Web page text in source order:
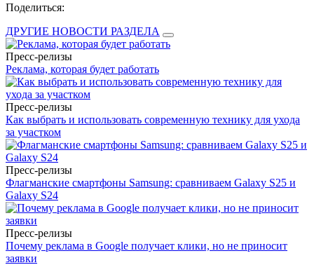
Поделиться:
ДРУГИЕ НОВОСТИ РАЗДЕЛА
Пресс-релизы
Реклама, которая будет работать
Пресс-релизы
Как выбрать и использовать современную технику для ухода
за участком
Пресс-релизы
Флагманские смартфоны Samsung: сравниваем Galaxy S25 и
Galaxy S24
Пресс-релизы
Почему реклама в Google получает клики, но не приносит
заявки